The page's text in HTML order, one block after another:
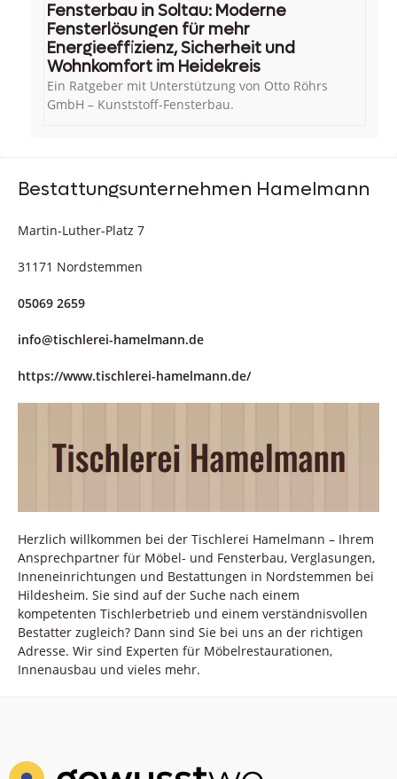
Fensterbau in Soltau: Moderne
Fensterlösungen für mehr
Energieeffizienz, Sicherheit und
Wohnkomfort im Heidekreis
Ein Ratgeber mit Unterstützung von Otto Röhrs
GmbH – Kunststoff-Fensterbau.
Bestattungsunternehmen Hamelmann
Martin-Luther-Platz 7
31171 Nordstemmen
05069 2659
info@tischlerei-hamelmann.de
https://www.tischlerei-hamelmann.de/
Herzlich willkommen bei der Tischlerei Hamelmann – Ihrem
Ansprechpartner für Möbel- und Fensterbau, Verglasungen,
Inneneinrichtungen und Bestattungen in Nordstemmen bei
Hildesheim. Sie sind auf der Suche nach einem
kompetenten Tischlerbetrieb und einem verständnisvollen
Bestatter zugleich? Dann sind Sie bei uns an der richtigen
Adresse. Wir sind Experten für Möbelrestaurationen,
Innenausbau und vieles mehr.